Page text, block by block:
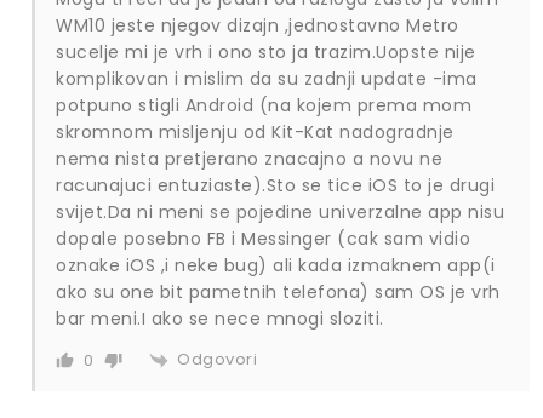
WM10 jeste njegov dizajn ,jednostavno Metro
sucelje mi je vrh i ono sto ja trazim.Uopste nije
komplikovan i mislim da su zadnji update -ima
potpuno stigli Android (na kojem prema mom
skromnom misljenju od Kit-Kat nadogradnje
nema nista pretjerano znacajno a novu ne
racunajuci entuziaste).Sto se tice iOS to je drugi
svijet.Da ni meni se pojedine univerzalne app nisu
dopale posebno FB i Messinger (cak sam vidio
oznake iOS ,i neke bug) ali kada izmaknem app(i
ako su one bit pametnih telefona) sam OS je vrh
bar meni.I ako se nece mnogi sloziti.
0 Odgovori